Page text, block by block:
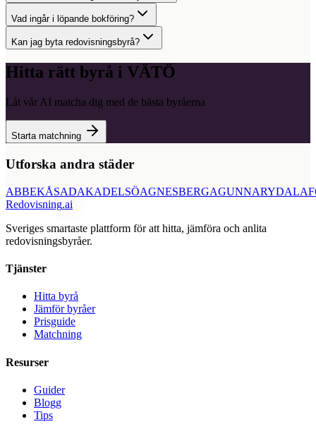
Vad ingår i löpande bokföring?
Kan jag byta redovisningsbyrå?
Hitta rätt byrå i VÄTÖ
Låt vår AI matcha dig med de bästa byråerna
Starta matchning
Utforska andra städer
ABBEKÅSADAKADELSÖAGNESBERGAGUNNARYD
Redovisning.ai
Sveriges smartaste plattform för att hitta, jämföra och anlita
redovisningsbyråer.
Tjänster
Hitta byrå
Jämför byråer
Prisguide
Matchning
Resurser
Guider
Blogg
Tips